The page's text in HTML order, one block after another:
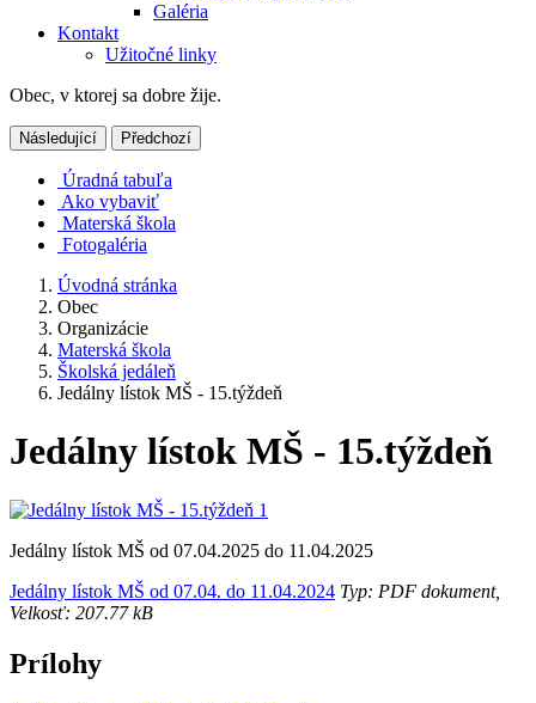
Galéria
Kontakt
Užitočné linky
Obec, v ktorej sa dobre žije.
Následující Předchozí
Úradná tabuľa
Ako vybaviť
Materská škola
Fotogaléria
Úvodná stránka
Obec
Organizácie
Materská škola
Školská jedáleň
Jedálny lístok MŠ - 15.týždeň
Jedálny lístok MŠ - 15.týždeň
Jedálny lístok MŠ od 07.04.2025 do 11.04.2025
Jedálny lístok MŠ od 07.04. do 11.04.2024 Typ: PDF dokument,
Velkosť: 207.77 kB
Prílohy